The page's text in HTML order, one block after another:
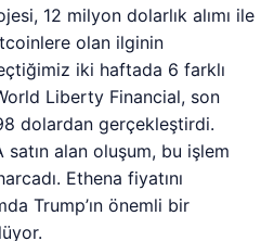
12 milyon dolarlık alımı ile
olan ilginin
iki haftada 6 farklı
Liberty Financial, son
dolardan gerçekleştirdi.
alan oluşum, bu işlem
Ethena fiyatını
Trump’ın önemli bir